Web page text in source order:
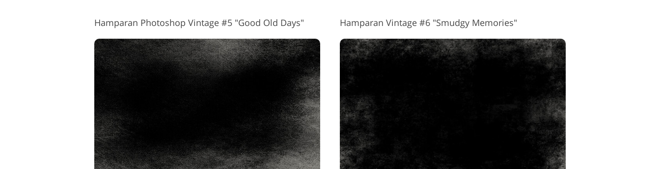
Hamparan Photoshop Vintage #5 "Good Old Days" Hamparan Vintage #6 "Smudgy Memories"